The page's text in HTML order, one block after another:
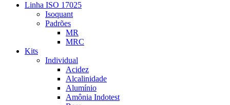
Linha ISO 17025
Isoquant
Padrões
MR
MRC
Kits
Individual
Acidez
Alcalinidade
Alumínio
Amônia Indotest